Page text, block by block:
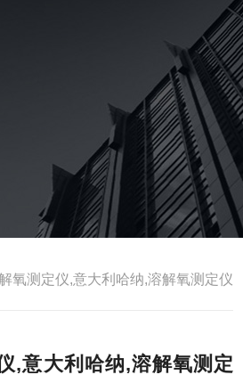
氧测定仪,意大利哈纳,溶解氧测定仪
,意大利哈纳,溶解氧测定